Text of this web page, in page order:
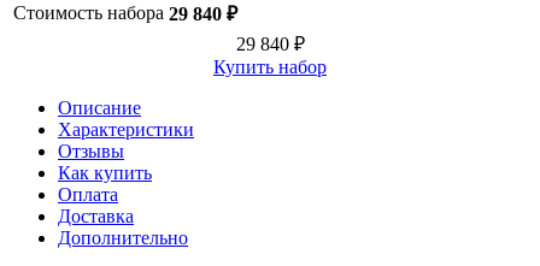
Стоимость набора 29 840 ₽
29 840 ₽
Купить набор
Описание
Характеристики
Отзывы
Как купить
Оплата
Доставка
Дополнительно